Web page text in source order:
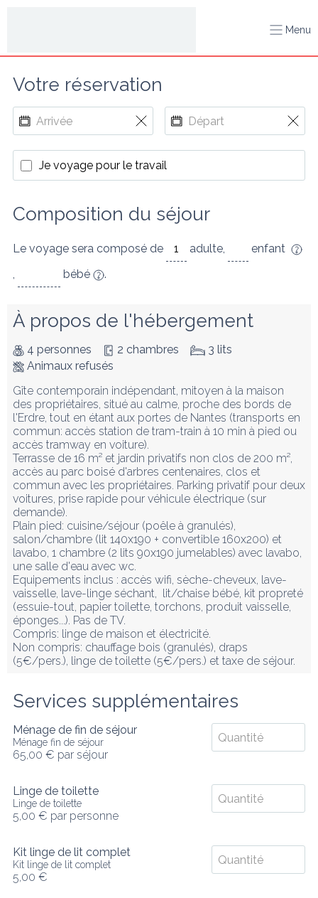
Menu
Votre réservation
Je voyage pour le travail
Composition du séjour
Le voyage sera composé de adulte,
enfant
,
bébé .
À propos de l'hébergement
4 personnes 2 chambres
3 lits
Animaux refusés
Gîte contemporain indépendant, mitoyen à la maison
des propriétaires, situé au calme, proche des bords de
l'Erdre, tout en étant aux portes de Nantes (transports en
commun: accès station de tram-train à 10 min à pied ou
accès tramway en voiture).
Terrasse de 16 m² et jardin privatifs non clos de 200 m²,
accès au parc boisé d'arbres centenaires, clos et
commun avec les propriétaires. Parking privatif pour deux
voitures, prise rapide pour véhicule électrique (sur
demande).
Plain pied: cuisine/séjour (poêle à granulés),
salon/chambre (lit 140x190 + convertible 160x200) et
lavabo, 1 chambre (2 lits 90x190 jumelables) avec lavabo,
une salle d'eau avec wc.
Equipements inclus : accès wifi, sèche-cheveux, lave-
vaisselle, lave-linge séchant,  lit/chaise bébé, kit propreté
(essuie-tout, papier toilette, torchons, produit vaisselle,
éponges...). Pas de TV.
Compris: linge de maison et électricité.
Non compris: chauffage bois (granulés), draps
(5€/pers.), linge de toilette (5€/pers.) et taxe de séjour.
Services supplémentaires
Ménage de fin de séjour
Ménage fin de séjour
65,00 € par séjour
Linge de toilette
Linge de toilette
5,00 € par personne
Kit linge de lit complet
Kit linge de lit complet
5,00 €